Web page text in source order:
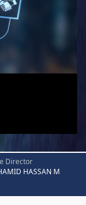
Director
HASSAN M